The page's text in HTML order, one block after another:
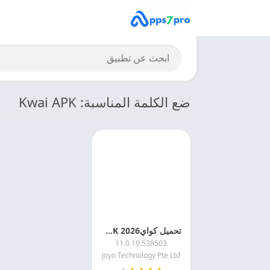
ضع الكلمة المناسبة: Kwai APK
تحميل كواي2026 Kwai APK اخر اصدار مجانا
11.0.10.538503
Joyo Technology Pte Ltd